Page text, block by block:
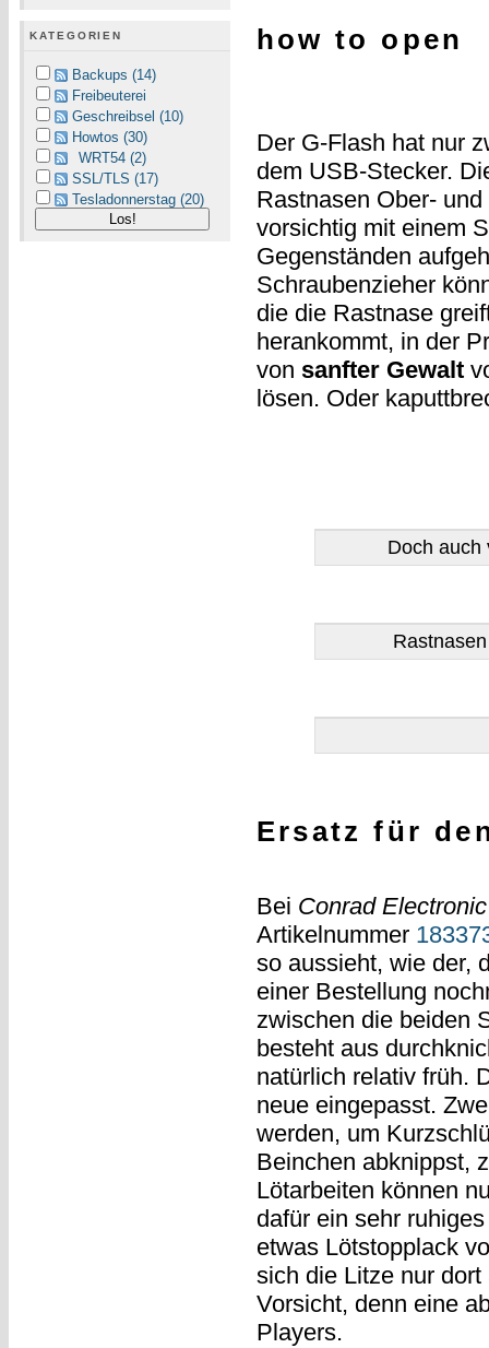
KATEGORIEN
Backups (14)
Freibeuterei
Geschreibsel (10)
Howtos (30)
WRT54 (2)
SSL/TLS (17)
Tesladonnerstag (20)
how to open
Der G-Flash hat nur
dem USB-Stecker.
Rastnasen Ober-
vorsichtig mit einem
Gegenständen
Schraubenzieher
die die Rastnase
herankommt, in der
von sanfter Gewalt
lösen. Oder
Doch auch
Ersatz für
Bei Conrad Electronic
Artikelnummer
so aussieht, wie der,
einer Bestellung
zwischen die beiden
besteht aus
natürlich relativ früh.
neue eingepasst.
werden, um
Beinchen abknippst,
Lötarbeiten können
dafür ein sehr
etwas Lötstopplack
sich die Litze nur
Vorsicht, denn eine
Players.